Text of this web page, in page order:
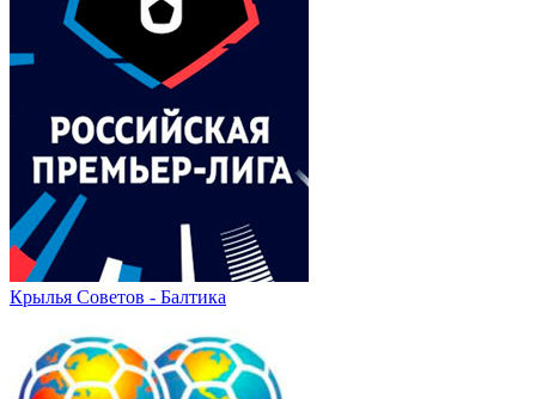
Крылья Советов - Балтика